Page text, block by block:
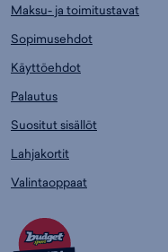
Maksu- ja toimitustavat
Sopimusehdot
Käyttöehdot
Palautus
Suositut sisällöt
Lahjakortit
Valintaoppaat